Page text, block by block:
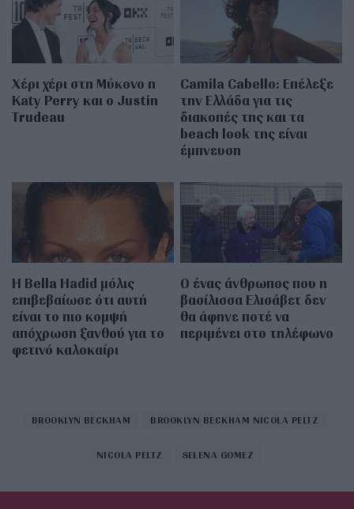
Χέρι χέρι στη Μύκονο η
Katy Perry και ο Justin
Trudeau
Camila Cabello: Επέλεξε
την Ελλάδα για τις
διακοπές της και τα
beach look της είναι
έμπνευση
Η Bella Hadid μόλις
επιβεβαίωσε ότι αυτή
είναι το πιο κομψή
απόχρωση ξανθού για το
φετινό καλοκαίρι
Ο ένας άνθρωπος που η
βασίλισσα Ελισάβετ δεν
θα άφηνε ποτέ να
περιμένει στο τηλέφωνο
BROOKLYN BECKHAM BROOKLYN BECKHAM NICOLA PELTZ
NICOLA PELTZ SELENA GOMEZ